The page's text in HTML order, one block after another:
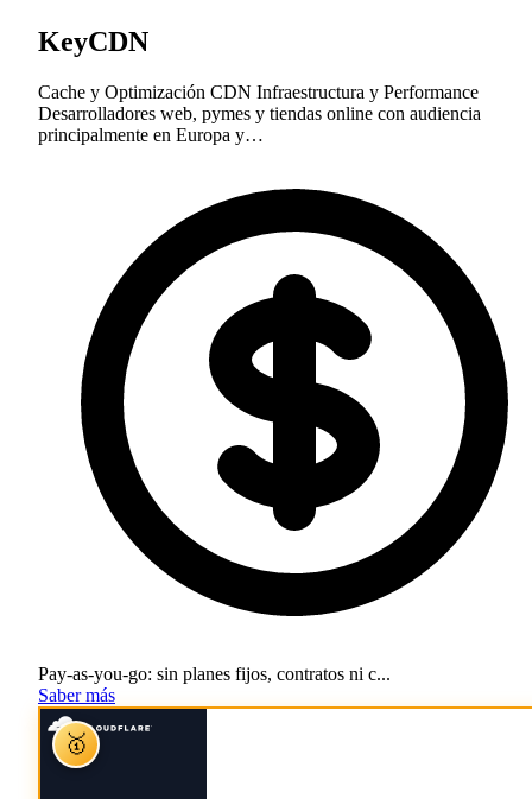
KeyCDN
Cache y Optimización CDN Infraestructura y Performance
Desarrolladores web, pymes y tiendas online con audiencia
principalmente en Europa y…
Pay-as-you-go: sin planes fijos, contratos ni c...
Saber más
🥇